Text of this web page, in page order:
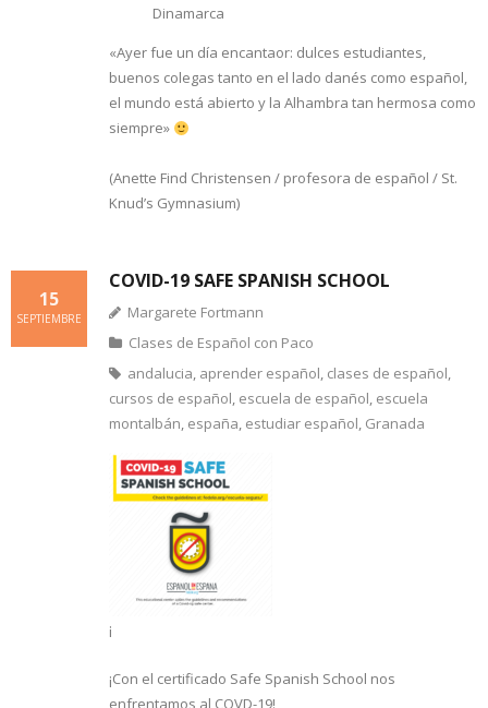
Dinamarca
«Ayer fue un día encantaor: dulces estudiantes,
buenos colegas tanto en el lado danés como español,
el mundo está abierto y la Alhambra tan hermosa como
siempre»
(Anette Find Christensen / profesora de español / St.
Knud’s Gymnasium)
COVID-19 SAFE SPANISH SCHOOL
15
SEPTIEMBRE
Margarete Fortmann
Clases de Español con Paco
andalucia, aprender español, clases de español,
cursos de español, escuela de español, escuela
montalbán, españa, estudiar español, Granada
¡
¡Con el certificado Safe Spanish School nos
enfrentamos al COVD-19!